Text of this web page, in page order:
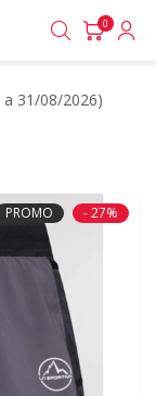
0
a 31/08/2026)
PROMO - 27%